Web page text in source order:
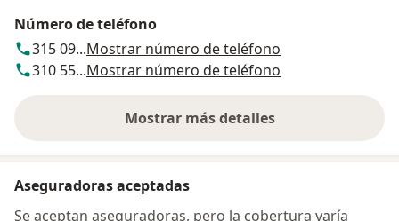
Número de teléfono
315 09...Mostrar número de teléfono
310 55...Mostrar número de teléfono
Mostrar más detalles
sobre la dirección
Aseguradoras aceptadas
Se aceptan aseguradoras, pero la cobertura varía